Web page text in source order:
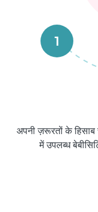
1
अपनी ज़रूरतों के
में उपलब्ध